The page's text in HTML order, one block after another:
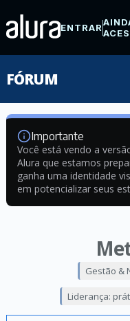
ENTRAR
FÓRUM
Importante
Você está vendo a
Alura que estamos
ganha uma identidade
em potencializar seus
Gestão &
Liderança: